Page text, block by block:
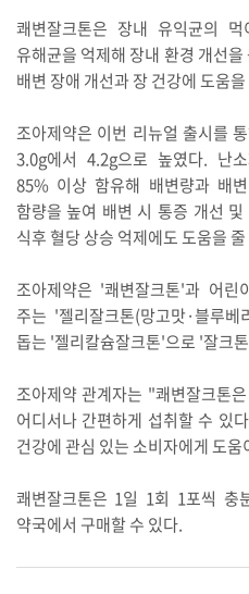
쾌변잘크톤은 장내 유익균의
유해균을 억제해 장내 환경 개선
배변 장애 개선과 장 건강에 도움
조아제약은 이번 리뉴얼 출시를
3.0g에서 4.2g으로 높였다. 난
85% 이상 함유해 배변량과 배
함량을 높여 배변 시 통증 개선
식후 혈당 상승 억제에도 도움을
조아제약은 '쾌변잘크톤'과 어
주는 '젤리잘크톤(망고맛·블루
돕는 '젤리칼슘잘크톤'으로 '잘크
조아제약 관계자는 "쾌변잘크톤
어디서나 간편하게 섭취할 수 있
건강에 관심 있는 소비자에게 도
쾌변잘크톤은 1일 1회 1포씩 충
약국에서 구매할 수 있다.